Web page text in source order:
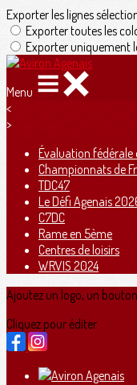
Exporter les lignes
Exporter toutes les
Exporter uniquement
Menu
<
>
Évaluation
Championnats de
TDC47
Le Défi Agenais
C7DC
Rame en 5ème
Centres de loisirs
WRVIS 2024
Ajoutez un logo, un
Cliquez pour éditer